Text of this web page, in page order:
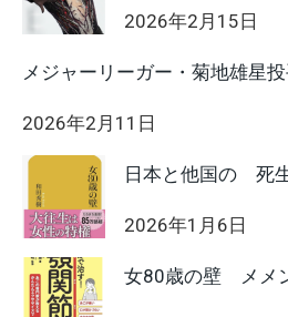
2026年2月15日
メジャーリーガー・菊地雄星
2026年2月11日
日本と他国の 死
2026年1月6日
女80歳の壁 メメ